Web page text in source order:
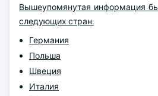
Вышеупомянутая информация
следующих стран:
Германия
Польша
Швеция
Италия